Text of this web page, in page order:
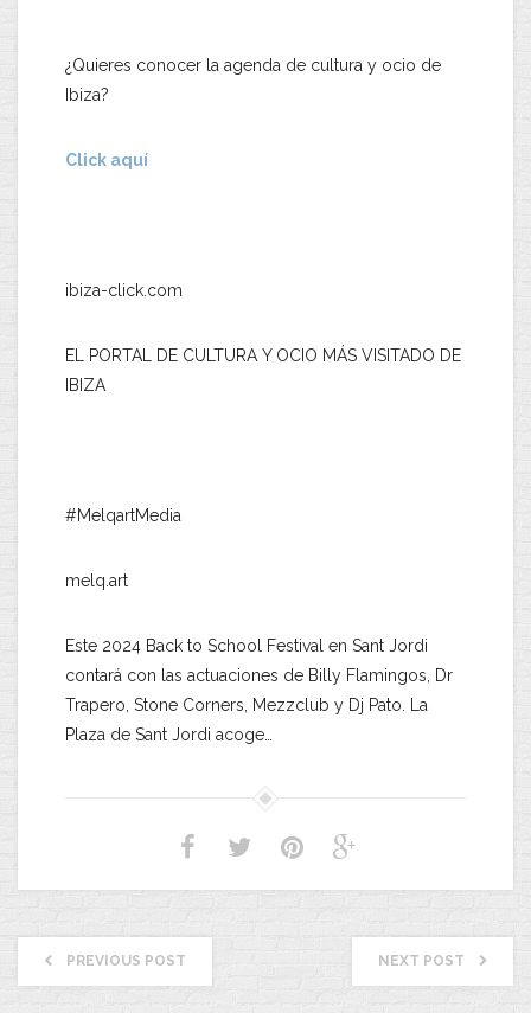
¿Quieres conocer la agenda de cultura y ocio de
Ibiza?
Click aquí
ibiza-click.com
EL PORTAL DE CULTURA Y OCIO MÁS VISITADO DE
IBIZA
#MelqartMedia
melq.art
Este 2024 Back to School Festival en Sant Jordi
contará con las actuaciones de Billy Flamingos, Dr
Trapero, Stone Corners, Mezzclub y Dj Pato. La
Plaza de Sant Jordi acoge…
PREVIOUS POST NEXT POST